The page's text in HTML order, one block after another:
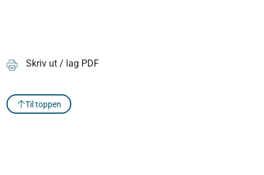
Skriv ut / lag PDF
Til toppen